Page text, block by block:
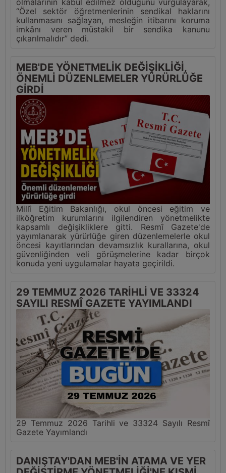
“Özel sektör öğretmenlerinin sendikal haklarını
kullanmasını sağlayan, mesleğin itibarını koruma
imkânı veren müstakil bir sendika kanunu
çıkarılmalıdır” dedi.
MEB'DE YÖNETMELİK DEĞİŞİKLİĞİ,
ÖNEMLİ DÜZENLEMELER YÜRÜRLÜĞE
GİRDİ
Millî Eğitim Bakanlığı, okul öncesi eğitim ve
ilköğretim kurumlarını ilgilendiren yönetmelikte
kapsamlı değişikliklere gitti. Resmî Gazete'de
yayımlanarak yürürlüğe giren düzenlemelerle okul
öncesi kayıtlarından devamsızlık kurallarına, okul
güvenliğinden veli görüşmelerine kadar birçok
konuda yeni uygulamalar hayata geçirildi.
29 TEMMUZ 2026 TARİHLİ VE 33324
SAYILI RESMÎ GAZETE YAYIMLANDI
29 Temmuz 2026 Tarihli ve 33324 Sayılı Resmî
Gazete Yayımlandı
DANIŞTAY'DAN MEB'İN ATAMA VE YER